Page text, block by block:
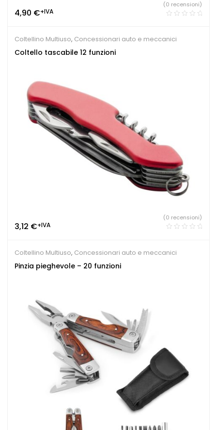
4,90 €+IVA
(0 recensioni)
Coltellino Multiuso, Concessionari auto e meccanici
Coltello tascabile 12 funzioni
3,12 €+IVA
(0 recensioni)
Coltellino Multiuso, Concessionari auto e meccanici
Pinzia pieghevole – 20 funzioni